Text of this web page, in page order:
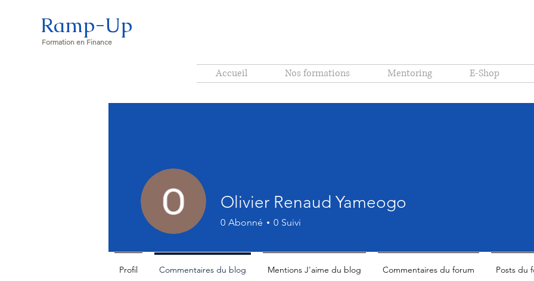
Ramp-Up
Formation en Finance
Accueil Nos formations Mentoring E-Shop
Olivier Renaud Yameogo
0 Abonné 0 Suivi
Profil Commentaires du blog Mentions J'aime du blog Commentaires du forum Posts du